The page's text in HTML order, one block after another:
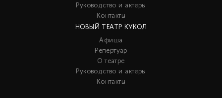
Руководство и актеры
Контакты
НОВЫЙ ТЕАТР КУКОЛ
Афиша
Репертуар
О театре
Руководство и актеры
Контакты